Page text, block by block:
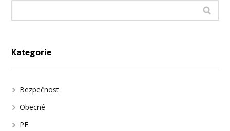
Kategorie
Bezpečnost
Obecné
PF